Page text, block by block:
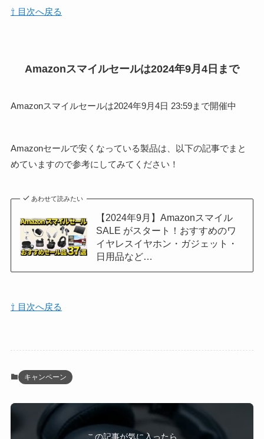
⇧ 目次へ戻る
Amazonスマイルセールは2024年9月4日まで
Amazonスマイルセールは2024年9月4日 23:59まで開催中
Amazonセールで安くなっている製品は、以下の記事でまと
めていますので参考にしてみてください！
あわせて読みたい
【2024年9月】Amazonスマイル
SALE がスタート！おすすめのワ
イヤレスイヤホン・ガジェット・
日用品など…
⇧ 目次へ戻る
キャンペーン
この記事が気に入ったら